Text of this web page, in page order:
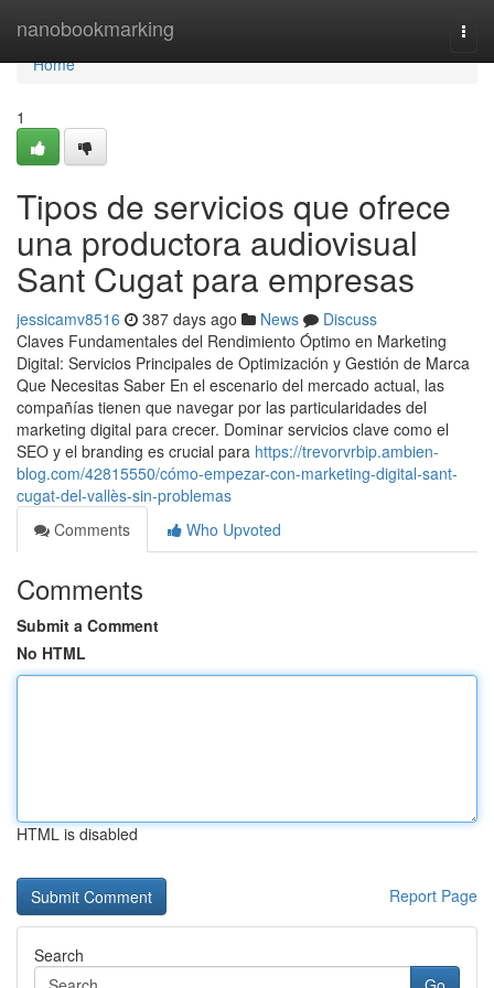
nanobookmarking
Home
Home
1
Tipos de servicios que ofrece
una productora audiovisual
Sant Cugat para empresas
jessicamv8516 387 days ago News
Discuss
Claves Fundamentales del Rendimiento Óptimo en Marketing
Digital: Servicios Principales de Optimización y Gestión de Marca
Que Necesitas Saber En el escenario del mercado actual, las
compañías tienen que navegar por las particularidades del
marketing digital para crecer. Dominar servicios clave como el
SEO y el branding es crucial para https://trevorvrbip.ambien-
blog.com/42815550/cómo-empezar-con-marketing-digital-sant-
cugat-del-vallès-sin-problemas
Comments
Who Upvoted
Comments
Submit a Comment
No HTML
HTML is disabled
Report Page
Search